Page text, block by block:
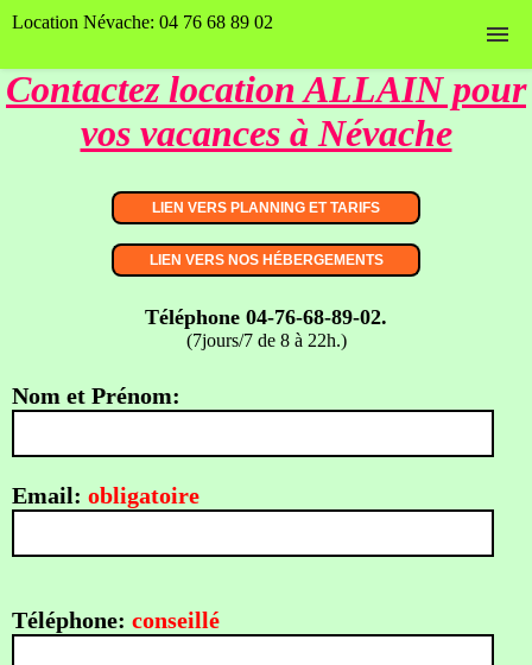
Location Névache: 04 76 68 89 02
Accueil
Nos hébergements
Planning et tarifs
Contactez location ALLAIN pour
vos vacances à Névache
Téléphone 04-76-68-89-02.
(7jours/7 de 8 à 22h.)
Nom et Prénom:
Email:obligatoire
Téléphone:conseillé